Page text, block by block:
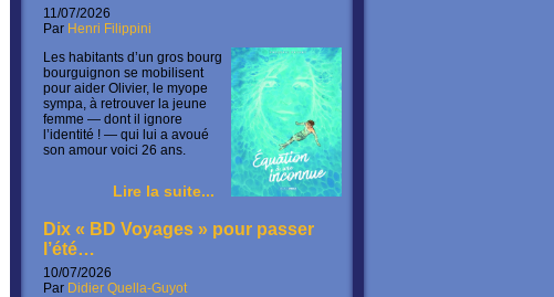
11/07/2026
Par Henri Filippini
Les habitants d’un gros bourg
bourguignon se mobilisent
pour aider Olivier, le myope
sympa, à retrouver la jeune
femme — dont il ignore
l’identité ! — qui lui a avoué
son amour voici 26 ans.
Lire la suite...
Dix « BD Voyages » pour passer
l’été…
10/07/2026
Par Didier Quella-Guyot